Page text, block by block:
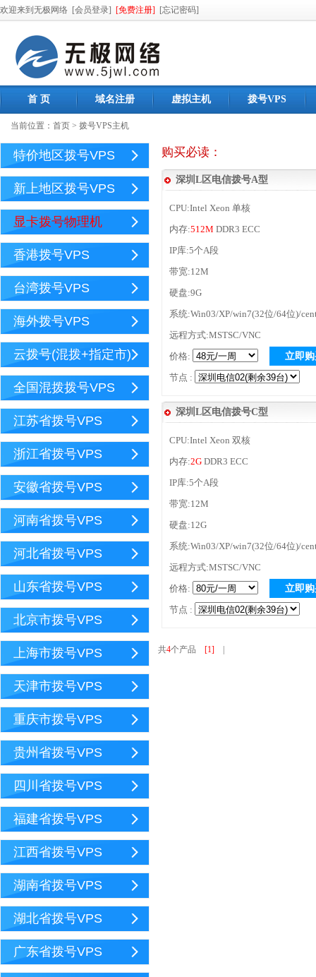
欢迎来到无极网络 [会员登录] [免费注册] [忘记密码]
首 页 域名注册 虚拟主机 拨号VPS
当前位置： 首页 > 拨号VPS主机
特价地区拨号VPS
新上地区拨号VPS
显卡拨号物理机
香港拨号VPS
台湾拨号VPS
海外拨号VPS
云拨号(混拨+指定市)
全国混拨拨号VPS
江苏省拨号VPS
浙江省拨号VPS
安徽省拨号VPS
河南省拨号VPS
河北省拨号VPS
山东省拨号VPS
北京市拨号VPS
上海市拨号VPS
天津市拨号VPS
重庆市拨号VPS
贵州省拨号VPS
四川省拨号VPS
福建省拨号VPS
江西省拨号VPS
湖南省拨号VPS
湖北省拨号VPS
广东省拨号VPS
购买必读：
深圳L区电信拨号A型
CPU:Intel Xeon 单核
内存:512M DDR3 ECC
IP库:5个A段
带宽:12M
硬盘:9G
系统:Win03/XP/win7(32位/64位)/
远程方式:MSTSC/VNC
价格:
立即
节点 :
深圳L区电信拨号C型
CPU:Intel Xeon 双核
内存:2G DDR3 ECC
IP库:5个A段
带宽:12M
硬盘:12G
系统:Win03/XP/win7(32位/64位)/
远程方式:MSTSC/VNC
价格:
立即
节点 :
共4个产品 [1]